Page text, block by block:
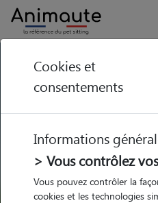
GARDE ANIMAUX à
famille ou à domicile,
Trouvez une
Montauroux
Parmi nos 13 pet-
Montauroux
Cookies et
consentements
Informations
> Vous contrôlez
Vous pouvez contrôler la
cookies et les technologies